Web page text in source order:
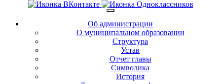
Об администрации
О муниципальном образовании
Структура
Устав
Отчет главы
Символика
История